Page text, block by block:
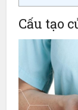
Cấu tạo